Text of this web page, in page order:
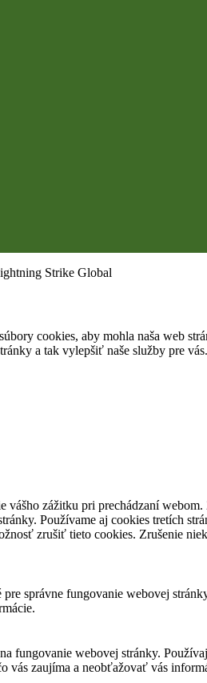
Strike Global
cookies, aby mohla naša web
a tak vylepšiť naše služby pre
vášho zážitku pri prechádzaní
Používame aj cookies tretích
zrušiť tieto cookies. Zrušenie
správne fungovanie webovej
fungovanie webovej stránky.
vás zaujíma a neobťažovať vás